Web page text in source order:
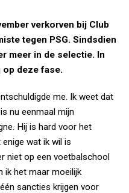
verkorven bij Club
tegen PSG. Sindsdien
meer in de selectie. In
op deze fase.
me. Ik weet dat
nu eenmaal mijn
Hij is hard voor het
wat ik wil is
niet op een voetbalschool
ik het maar moeilijk
sancties krijgen voor